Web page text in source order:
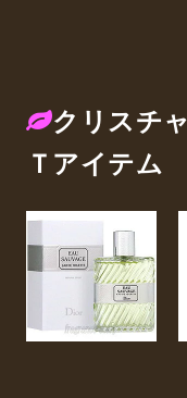
クリスチ
Ｔアイテム